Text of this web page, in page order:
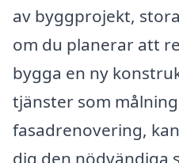
av byggprojekt,
om du planerar att
bygga en ny
tjänster som
fasadrenovering,
dig den nödvändiga